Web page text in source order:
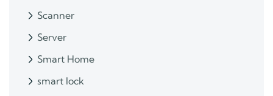
Scanner
Server
Smart Home
smart lock